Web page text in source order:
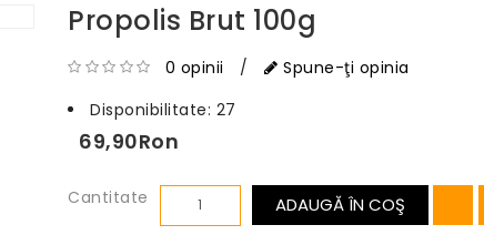
Propolis Brut 100g
0 opinii /
Spune-ţi opinia
Disponibilitate: 27
69,90Ron
Cantitate ADAUGĂ ÎN COŞ